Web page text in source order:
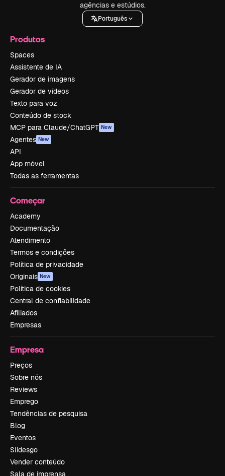
agências e estúdios.
Português
Produtos
Spaces
Assistente de IA
Gerador de imagens
Gerador de vídeos
Texto para voz
Conteúdo de stock
MCP para Claude/ChatGPT New
Agentes New
API
App móvel
Todas as ferramentas
Começar
Academy
Documentação
Atendimento
Termos e condições
Política de privacidade
Originais New
Política de cookies
Central de confiabilidade
Afiliados
Empresas
Empresa
Preços
Sobre nós
Reviews
Emprego
Tendências de pesquisa
Blog
Eventos
Slidesgo
Vender conteúdo
Sala de imprensa